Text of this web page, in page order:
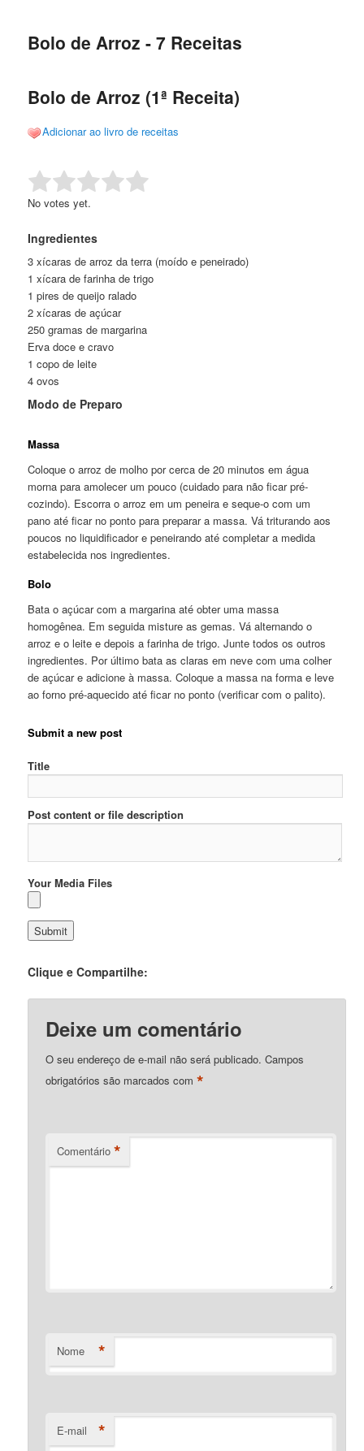
conteúdo
conteúdo
Bolo de Arroz - 7 Receitas
Bolo de Arroz (1ª Receita)
Adicionar ao livro de receitas
Rate this item: Submit Rating
No votes yet.
Ingredientes
3 xícaras de arroz da terra (moído e peneirado)
1 xícara de farinha de trigo
1 pires de queijo ralado
2 xícaras de açúcar
250 gramas de margarina
Erva doce e cravo
1 copo de leite
4 ovos
Modo de Preparo
Massa
Coloque o arroz de molho por cerca de 20 minutos em água
morna para amolecer um pouco (cuidado para não ficar pré-
cozindo). Escorra o arroz em um peneira e seque-o com um
pano até ficar no ponto para preparar a massa. Vá triturando aos
poucos no liquidificador e peneirando até completar a medida
estabelecida nos ingredientes.
Bolo
Bata o açúcar com a margarina até obter uma massa
homogênea. Em seguida misture as gemas. Vá alternando o
arroz e o leite e depois a farinha de trigo. Junte todos os outros
ingredientes. Por último bata as claras em neve com uma colher
de açúcar e adicione à massa. Coloque a massa na forma e leve
ao forno pré-aquecido até ficar no ponto (verificar com o palito).
Submit a new post
Title
Post content or file description
Your Media Files
Clique e Compartilhe:
Deixe um comentário
O seu endereço de e-mail não será publicado. Campos
obrigatórios são marcados com*
Comentário *
Nome *
E-mail *